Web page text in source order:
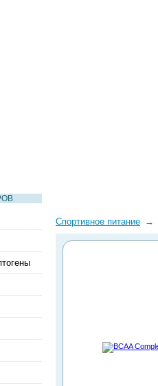
Спортивное питание →